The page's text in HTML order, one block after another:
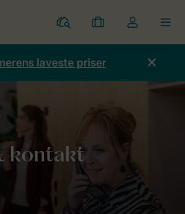
Parker
Mine
bookinger
Toggle
the
dropdown
laveste priser